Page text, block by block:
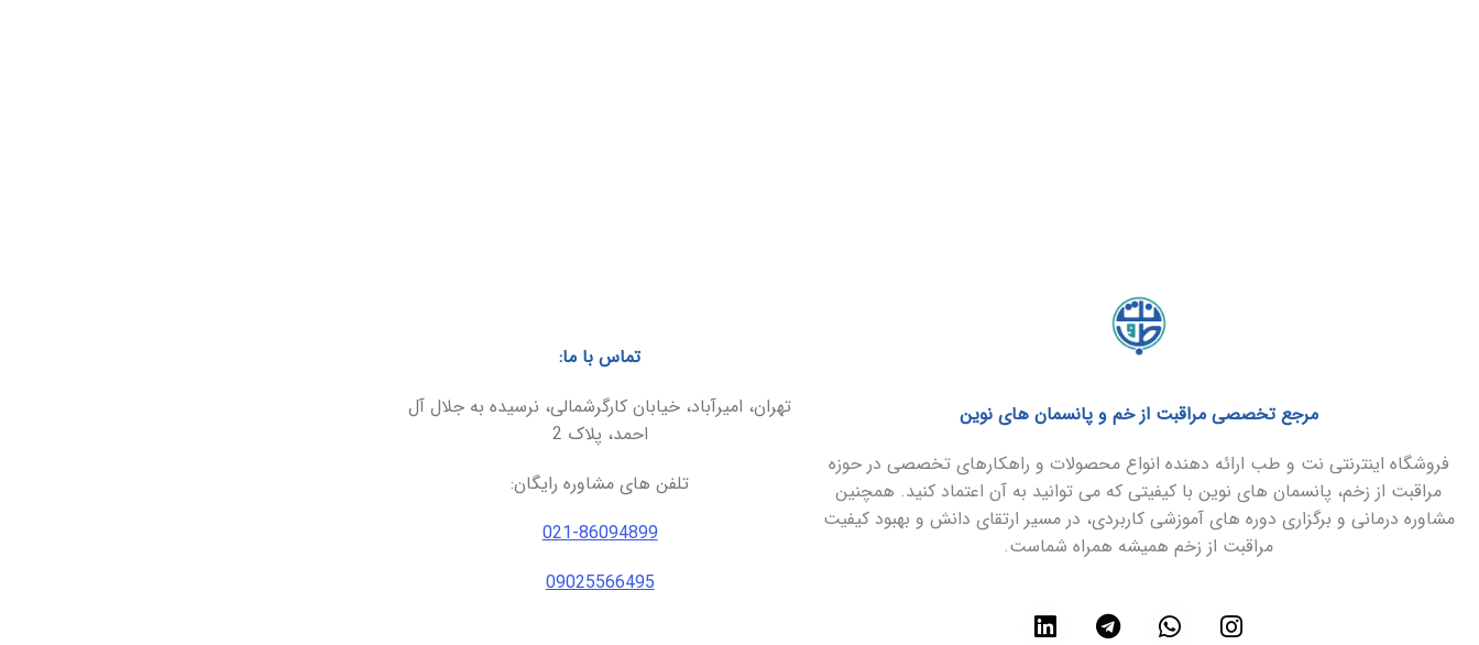
مرجع تخصصی مراقبت از خم و پانسمان های نوین
فروشگاه اینترنتی نت و طب ارائه دهنده انواع محصولات و راهکارهای تخصصی در حوزه
مراقبت از زخم، پانسمان های نوین با کیفیتی که می توانید به آن اعتماد کنید. همچنین
مشاوره درمانی و برگزاری دوره های آموزشی کاربردی، در مسیر ارتقای دانش و بهبود کیفیت
مراقبت از زخم همیشه همراه شماست.
تماس با ما:
تهران، امیرآباد، خیابان کارگرشمالی، نرسیده به جلال آل
احمد، پلاک 2
تلفن های مشاوره رایگان:
021-86094899
09025566495